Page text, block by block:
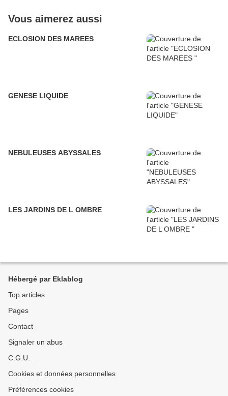
Vous aimerez aussi
ECLOSION DES MAREES
GENESE LIQUIDE
NEBULEUSES ABYSSALES
LES JARDINS DE L OMBRE
Hébergé par Eklablog
Top articles
Pages
Contact
Signaler un abus
C.G.U.
Cookies et données personnelles
Préférences cookies